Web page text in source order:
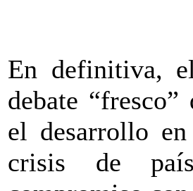
En definitiva,
debate
el desarrollo
crisis de